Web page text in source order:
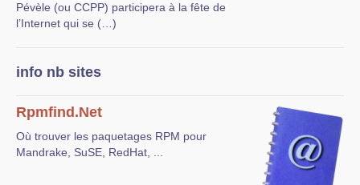
Pévèle (ou CCPP) participera à la fête de
l’Internet qui se (…)
info nb sites
Rpmfind.Net
Où trouver les paquetages RPM pour
Mandrake, SuSE, RedHat, ...